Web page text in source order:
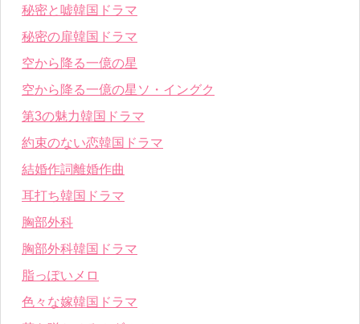
秘密と嘘韓国ドラマ
秘密の扉韓国ドラマ
空から降る一億の星
空から降る一億の星ソ・イングク
第3の魅力韓国ドラマ
約束のない恋韓国ドラマ
結婚作詞離婚作曲
耳打ち韓国ドラマ
胸部外科
胸部外科韓国ドラマ
脂っぽいメロ
色々な嫁韓国ドラマ